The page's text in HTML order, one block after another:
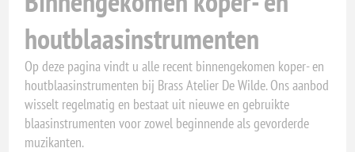
houtblaasinstrumenten
Op deze pagina vindt u alle recent binnengekomen koper- en
houtblaasinstrumenten bij Brass Atelier De Wilde. Ons aanbod
wisselt regelmatig en bestaat uit nieuwe en gebruikte
blaasinstrumenten voor zowel beginnende als gevorderde
muzikanten.